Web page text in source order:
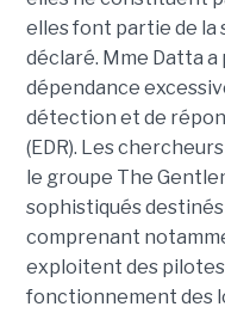
elles font partie de la
déclaré. Mme Datta a
dépendance
détection et de
(EDR). Les
le groupe The
sophistiqués
comprenant
exploitent des
fonctionnement des